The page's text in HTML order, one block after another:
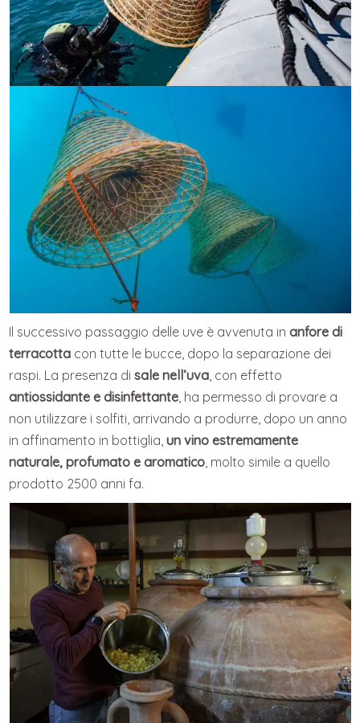
Il successivo passaggio delle uve è avvenuta inanfore di
terracotta con tutte le bucce, dopo la separazione dei
raspi. La presenza disale nell’uva , con effetto
antiossidante e disinfettante , ha permesso di provare a
non utilizzare i solfiti, arrivando a produrre, dopo un anno
in affinamento in bottiglia,un vino estremamente
naturale, profumato e aromatico , molto simile a quello
prodotto 2500 anni fa.